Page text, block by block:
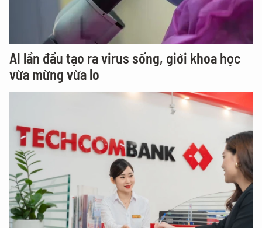
AI lần đầu tạo ra virus sống, giới khoa học
vừa mừng vừa lo